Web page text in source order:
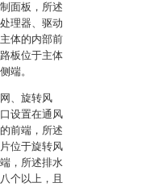
面板，所述
理器、驱动
体的内部前
板位于主体
端。
、旋转风
设置在通风
前端，所述
位于旋转风
，所述排水
个以上，且